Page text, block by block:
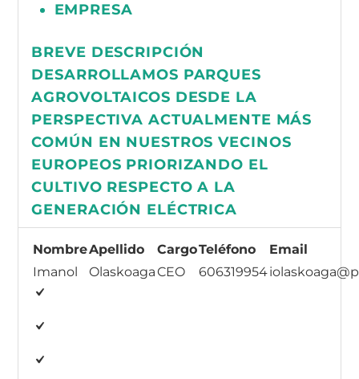
EMPRESA
BREVE DESCRIPCIÓN
DESARROLLAMOS PARQUES
AGROVOLTAICOS DESDE LA
PERSPECTIVA ACTUALMENTE MÁS
COMÚN EN NUESTROS VECINOS
EUROPEOS PRIORIZANDO EL
CULTIVO RESPECTO A LA
GENERACIÓN ELÉCTRICA
NombreApellido CargoTeléfono
Email
Imanol
OlaskoagaCEO 606319954